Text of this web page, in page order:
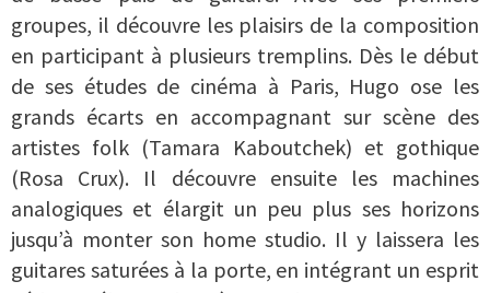
groupes, il découvre les plaisirs de la composition
en participant à plusieurs tremplins. Dès le début
de ses études de cinéma à Paris, Hugo ose les
grands écarts en accompagnant sur scène des
artistes folk (Tamara Kaboutchek) et gothique
(Rosa Crux). Il découvre ensuite les machines
analogiques et élargit un peu plus ses horizons
jusqu’à monter son home studio. Il y laissera les
guitares saturées à la porte, en intégrant un esprit